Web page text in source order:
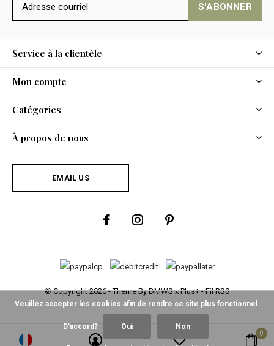
S'ABONNER
Service à la clientèle
Mon compte
Catégories
À propos de nous
EMAIL US
© Copyright2026- Theme ByDMWSxPlus+-Fil RSS
0
Veuillez accepter les cookies afin de rendre ce site plus fonctionnel.
D'accord? Oui Non